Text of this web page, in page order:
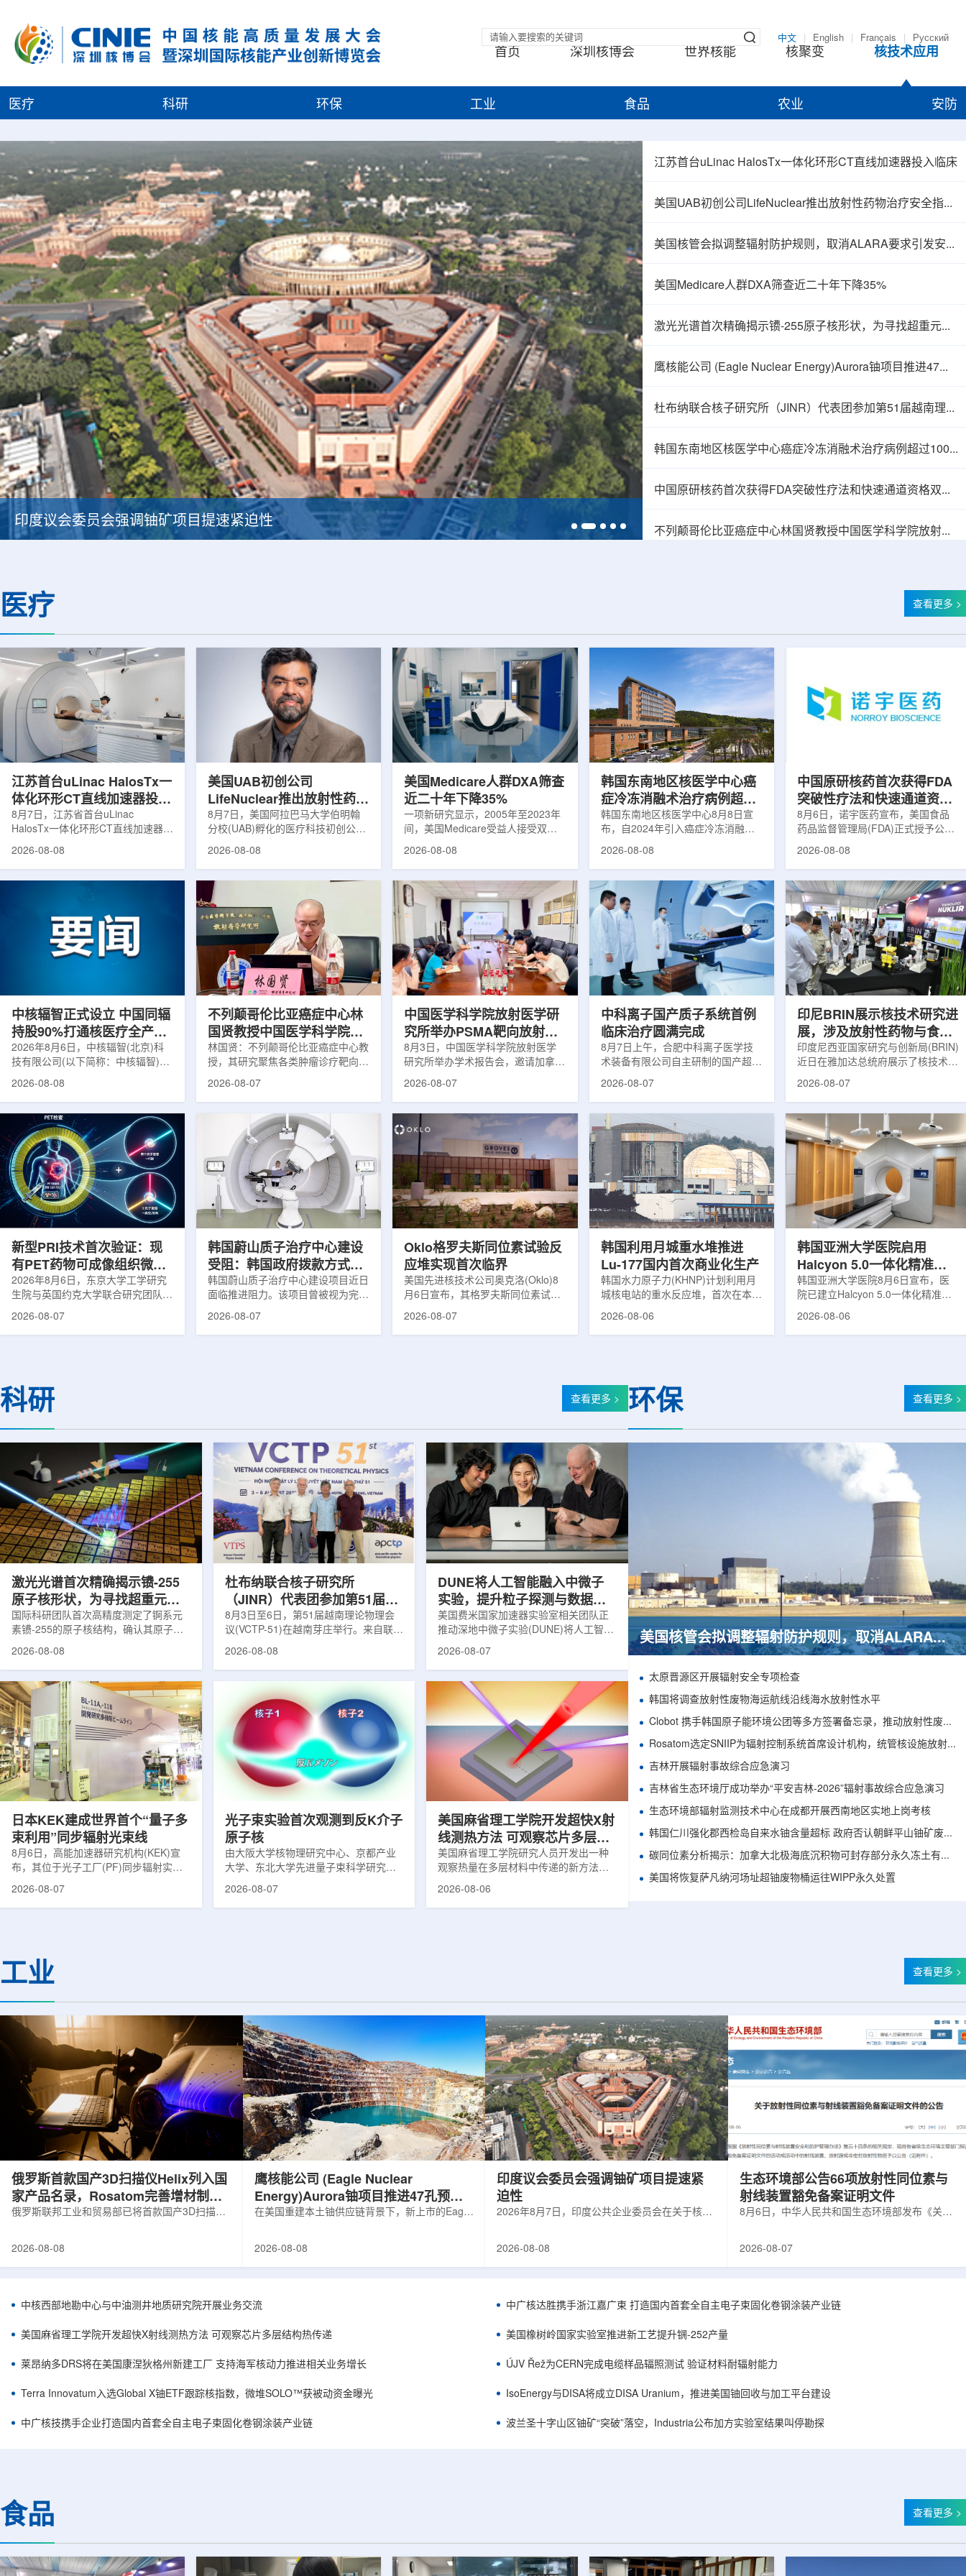
中文 English Français Русский
首页 深圳核博会 世界核能 核聚变 核技术应用
医疗 科研 环保 工业 食品 农业 安防
印度议会委员会强调铀矿项目提速紧迫性 中核辐智正式设立 中国同辐持股90%打通核医
江苏首台uLinac HalosTx一体化环形CT直线加速器投入临床
美国UAB初创公司LifeNuclear推出放射性药物治疗安全指导平台TheraGuide
美国核管会拟调整辐射防护规则，取消ALARA要求引发安全争议
美国Medicare人群DXA筛查近二十年下降35%
激光光谱首次精确揭示镄-255原子核形状，为寻找超重元素提供新线索
鹰核能公司 (Eagle Nuclear Energy)Aurora铀项目推进47孔预可研钻探
杜布纳联合核子研究所（JINR）代表团参加第51届越南理论物理会议
韩国东南地区核医学中心癌症冷冻消融术治疗病例超过100例
中国原研核药首次获得FDA突破性疗法和快速通道资格双重认定
不列颠哥伦比亚癌症中心林国贤教授中国医学科学院放射医学研究所开展学术交流
医疗 查看更多 >
江苏首台uLinac HalosTx一
体化环形CT直线加速器投入
临床
8月7日，江苏省首台uLinac
HalosTx一体化环形CT直线加速器在
南京医科大学第三附属医院(常州二
疗是肿瘤治疗的重要方式之一。传统
分体式放疗流程中，患者通常需要在
CT室与治疗室之间转运，治疗计划
也多依据此前采集的静态影像制定。
2026-08-08
美国UAB初创公司
LifeNuclear推出放射性药物
治疗安全指导平台
TheraGuide
8月7日，美国阿拉巴马大学伯明翰
分校(UAB)孵化的医疗科技初创公司
LifeNuclear宣布推出数字化平台
遵循辐射安全指导。放射性药物疗法
通过使用放射性药物靶向癌细胞，在
尽量减少周围健康组织损伤的同时发
挥治疗作用。随着该疗法应用范围扩
大，患者在治疗后通常需要阅读并执
行较为复杂的书面说明，这对部分患
者和护理人员而言存在理解和操作难
度。雷莫·乔治博士LifeNuclear由
2026-08-08
美国Medicare人群DXA筛查
近二十年下降35%
一项新研究显示，2005年至2023年
间，美国Medicare受益人接受双能X
射线吸收测定(DXA)检查的比例明显
果提示，不同人群之间的筛查可及性
差异正在扩大。研究人员分析了超过
500万名Medicare受益人的理赔数
据。结果显示，DXA使用率从2005
年的每10万名受益人7255次，下降
至2023年的每10万名受益人4690
次。相关研究已发表于
《Osteoporosis International》。下
2026-08-08
韩国东南地区核医学中心癌
症冷冻消融术治疗病例超过
100例
韩国东南地区核医学中心8月8日宣
布，自2024年引入癌症冷冻消融术
以来，中心已完成超过100例相关手
法。治疗过程中，医生在CT或超声
成像引导下，将细治疗针精准插入肿
瘤部位，通过零下40摄氏度或更低
的超低温冷冻病灶，使癌细胞发生坏
死。由于低温冷冻本身具有一定麻醉
作用，该技术有助于减轻患者疼痛，
减少对周围正常组织的损伤，并促进
术后较快恢复。据该中心介绍，目前
2026-08-08
中国原研核药首次获得FDA
突破性疗法和快速通道资格
双重认定
8月6日，诺宇医药宣布，美国食品
药品监督管理局(FDA)正式授予公司
自主研发的68Ga-NYM096突破性疗
认定(Fast Track Designation,
FTD)。这是原研核药领域中国首个
获得美国 FDA 突破性疗法认定、首
个同时获得 FDA 突破性疗法与快速
通道双项认定的产品，创造了核药领
域里程碑式突破。68Ga-NYM096是
一款特异性结合CAⅨ的肾癌小分子
诊断核药，适用于疑似或确认转移性
2026-08-08
中核辐智正式设立 中国同辐
持股90%打通核医疗全产业
链
2026年8月6日，中核辐智(北京)科
技有限公司(以下简称：中核辐智)正
式设立。公司由中国同辐股份有限公
创)共同出资组建，中国同辐持股
90%，中核浙创持股10%。中核辐智
将承接中国同辐核医学发展中心业
务，锚定智慧核医疗赛道深耕布局。
公司以智慧核医学物联系统为核心载
体，打通核医疗全产业链条，构建智
慧核医学系统+核药+装备+服务协同
发展模式，推动业务从单一产品供给
2026-08-08
不列颠哥伦比亚癌症中心林
国贤教授中国医学科学院放
射医学研究所开展学术交流
林国贤：不列颠哥伦比亚癌症中心教
授，其研究聚焦各类肿瘤诊疗靶向放
射性药物开发，迄今已主导/参与发
完成自研7款放射性药物的临床转
化，用于多种肿瘤诊疗。报告会上，
林国贤教授基于其团队多年的前沿探
索，系统梳理了针对前列腺癌靶点
PSMA的核药相关研究进展：一是F-
18标记PSMA靶向PET显像剂的分子
设计与临床优势;二是通过理性优化
分子结构，大幅提高Lu-177标记治
2026-08-07
中国医学科学院放射医学研
究所举办PSMA靶向放射性
药物学术报告会
8月3日，中国医学科学院放射医学
研究所举办学术报告会，邀请加拿大
温哥华不列颠哥伦比亚癌症中心林国
性药物开发》的学术报告。报告会采
取线上线下结合方式举行，放射所部
分科研人员和研究生参加。林国贤教
授长期从事肿瘤诊疗靶向放射性药物
开发研究，已主导或参与发表135余
篇同行评议期刊论文，提交30余项
放射性药物相关专利申请，并完成7
款自研放射性药物的临床转化，应用
2026-08-07
中科离子国产质子系统首例
临床治疗圆满完成
8月7日上午，合肥中科离子医学技
术装备有限公司自主研制的国产超导
回旋质子治疗系统，在合肥离子医学
治疗系统的重要突破。本例受试者为
肺癌患者。试验所用的超导质子治疗
系统，搭载中科离子自主研发的
SC240超导回旋加速器，具有超大照
射野、360°全周束流配送能力。治
疗全程依托多模融合4D图像引导精
准定位，能实现动态适配、精准治
疗。设备运行平稳低噪，治疗控制软
2026-08-07
印尼BRIN展示核技术研究进
展，涉及放射性药物与食品
辐照应用
印度尼西亚国家研究与创新局(BRIN)
近日在雅加达总统府展示了核技术研
究成果。BRIN局长阿里夫·萨特里亚
粮食和健康等领域。在健康领域，
BRIN正在开发用于核医学的放射性
药物。这类药物含有放射性物质，可
用于癌症诊断和治疗。阿里夫表示，
放射性药物研发对癌症识别和治疗具
有重要意义。在食品领域，BRIN将
核技术用于食品保鲜，重点包括出口
水果的辐照处理。阿里夫介绍，一些
2026-08-07
新型PRI技术首次验证：现
有PET药物可成像组织微环
境
2026年8月6日，东京大学工学研究
生院与英国约克大学联合研究团队宣
布，已建立一种利用正电子三光子衰
衰变的下一代核医学成像概念图目前
临床PET扫描主要利用正电子双光子
程度相关的微环境信息捕捉有限。...
2026-08-07
韩国蔚山质子治疗中心建设
受阻：韩国政府拨款方式调
整影响项目推进
韩国蔚山质子治疗中心建设项目近日
面临推进阻力。该项目曾被视为完善
韩国东南部区域癌症治疗体系的关键
中心，构建癌症患者可在区域内完成
手术...
2026-08-07
Oklo格罗夫斯同位素试验反
应堆实现首次临界
美国先进核技术公司奥克洛(Oklo)8
月6日宣布，其格罗夫斯同位素试验
反应堆已在低功率状态下实现可控自
工程建设、组件制造或采购、燃料配
置及...
2026-08-07
韩国利用月城重水堆推进
Lu-177国内首次商业化生产
韩国水力原子力(KHNP)计划利用月
城核电站的重水反应堆，首次在本土
生产用于癌症治疗的放射性同位素
元化的供应链并缩短运输时间。此次
计划的首要目标是实现镥-177的商业
后，韩国水力原子力还将扩大生产范
围至钴...
2026-08-06
韩国亚洲大学医院启用
Halcyon 5.0一体化精准放
射治疗方案
韩国亚洲大学医院8月6日宣布，医
院已建立Halcyon 5.0一体化精准放
射治疗解决方案，并开始全面用于患
Halcyon系统软件5.0版本为基础，集
成高分辨率锥形束CT成像系统
射治疗系统IDENTIFY。亚洲大学医
院表示，该院是韩国首...
2026-08-06
科研 查看更多 >
激光光谱首次精确揭示镄-255
原子核形状，为寻找超重元素
提供新线索
国际科研团队首次高精度测定了锕系元
素镄-255的原子核结构，确认其原子核
美因茨约翰内斯·古腾堡大学、亥姆霍兹
美因茨研究所、瑞典哥德堡大学等18家
机构合作完成。研究结果不仅修正了以
往标准数据表中部分不合理的核性质数
值，也为现代原子核理论模型提供了关
键实验验证。镄是自然界中不存在的人
工合成重元素，镄-255含有100个质子
和155个中子，实验获取极为困难。研究
团...
2026-08-08
杜布纳联合核子研究所
（JINR）代表团参加第51届越
南理论物理会议
8月3日至6日，第51届越南理论物理会
议(VCTP-51)在越南芽庄举行。来自联合
南、德国、印度、中国、巴基斯坦、俄
罗斯、台湾、菲律宾和日本等国家和地
区的170余名学者开展交流。本届会议议
题覆盖高能物理、核物理、凝聚态物理
和宇宙学等多个理论物理前沿方向，同
时涉及超越标准模型物理、分子物理、
量子光学与量子信息、生物材料和生物
分子等交叉研究领域。广泛的议程...
2026-08-08
DUNE将人工智能融入中微子
实验，提升粒子探测与数据处
理能力
美国费米国家加速器实验室相关团队正
推动深地中微子实验(DUNE)将人工智能
互作用识别、事件分类和探测器管理能
力。DUNE位于长基线中微子设施，目
前已开始安装大型中微子探测器模块的
结构元件。该实验由近探测器和远探测
器组成：近探测器位于费米实验室，远
探测器设在南达科他州桑福德地下研究
设施地下约1英里处。两个探测器都将采
用液氩时间投影室技术，用于记录中微
2026-08-07
日本KEK建成世界首个“量子多
束利用”同步辐射光束线
8月6日，高能加速器研究机构(KEK)宣
布，其位于光子工厂(PF)同步辐射实验
装置的BL-11A和BL-11B光束线已建成世
心的同步辐射装置组成，定位为科研和
教育基础设施。新光束线的主要特点在
观...
2026-08-07
光子束实验首次观测到反K介子
原子核
由大阪大学核物理研究中心、京都产业
大学、东北大学先进量子束科学研究中
心、高丽大学、岐阜大学、中国近代物
射设施SP...
2026-08-07
美国麻省理工学院开发超快X射
线测热方法 可观察芯片多层结
构热传递
美国麻省理工学院研究人员开发出一种
观察热量在多层材料中传递的新方法，
可用于精确测量计算机芯片等电子器件
2026-08-06
环保 查看更多 >
美国核管会拟调整辐射防护规则，取消ALARA要求引发安全争议
太原晋源区开展辐射安全专项检查
韩国将调查放射性废物海运航线沿线海水放射性水平
Clobot 携手韩国原子能环境公团等多方签署备忘录，推动放射性废物安全管理多机型机器人示范
Rosatom选定SNIIP为辐射控制系统首席设计机构，统管核设施放射仪表标准化与进口替代保障
吉林开展辐射事故综合应急演习
吉林省生态环境厅成功举办“平安吉林-2026”辐射事故综合应急演习
生态环境部辐射监测技术中心在成都开展西南地区实地上岗考核
韩国仁川强化郡西检岛自来水铀含量超标 政府否认朝鲜平山铀矿废水影响
碳同位素分析揭示：加拿大北极海底沉积物可封存部分永久冻土有机碳
美国将恢复萨凡纳河场址超铀废物桶运往WIPP永久处置
工业 查看更多 >
俄罗斯首款国产3D扫描仪Helix列入国
家产品名录，Rosatom完善增材制造
技术链
俄罗斯联邦工业和贸易部已将首款国产3D扫描仪
完成。至此，Helix成为俄罗斯首款、也是目前唯
RangeVision Helix由俄罗斯国家原子能公司增材
制造合作伙伴RangeVision研发制造。自2025年
以来，该公司成为唯一纳入俄罗斯国家原子能公
司增材制造生态系统的俄罗斯3D扫描...
2026-08-08
鹰核能公司 (Eagle Nuclear
Energy)Aurora铀项目推进47孔预可
研钻探
在美国重建本土铀供应链背景下，新上市的Eagle
1300标准含indicated资源3275万磅、inferred
孔、总进尺约2.7万英尺的预可研钻探，待联邦与
州审批通过后开工，预计2027年下半年完成预可
研。技术端近期增补Yukuskokon Professional
Services，并扩大与BBA USA、SLR I...
2026-08-08
印度议会委员会强调铀矿项目提速紧
迫性
2026年8月7日，印度公共企业委员会在关于核电
建项目将产量翻倍，但委员会认为该时间表偏晚
将拉长进口燃料战略敏感期。目前PHWR机组约
25GWe年需U3O8约5400吨，UCIL仅能满足约
30%，须靠加速国产与多元化供应降低进口依
赖。委员会支持UCIL与NTPC组建合资企业参股
海外铀...
2026-08-08
生态环境部公告66项放射性同位素与
射线装置豁免备案证明文件
8月6日，中华人民共和国生态环境部发布《关于
将各省级生态环境主管部门报送的、已获得豁免
置、放射源或非密封放射性物质予以公告。随公
告发布的汇总表共列出66项备案记录，涉及山
2026-08-07
中核西部地勘中心与中油测井地质研究院开展业务交流
美国麻省理工学院开发超快X射线测热方法 可观察芯片多层结构热传递
莱昂纳多DRS将在美国康涅狄格州新建工厂 支持海军核动力推进相关业务增长
Terra Innovatum入选Global X铀ETF跟踪核指数，微堆SOLO™获被动资金曝光
中广核技携手企业打造国内首套全自主电子束固化卷钢涂装产业链
中广核达胜携手浙江嘉广束 打造国内首套全自主电子束固化卷钢涂装产业链
美国橡树岭国家实验室推进新工艺提升锎-252产量
ÚJV Řež为CERN完成电缆样品辐照测试 验证材料耐辐射能力
IsoEnergy与DISA将成立DISA Uranium，推进美国铀回收与加工平台建设
波兰圣十字山区铀矿“突破”落空，Industria公布加方实验室结果叫停勘探
食品 查看更多 >